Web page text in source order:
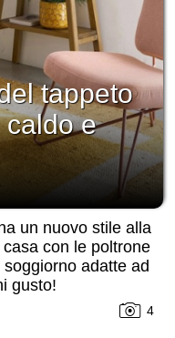
tappeto
caldo e
un nuovo stile alla
casa con le poltrone
soggiorno adatte ad
gusto!
4